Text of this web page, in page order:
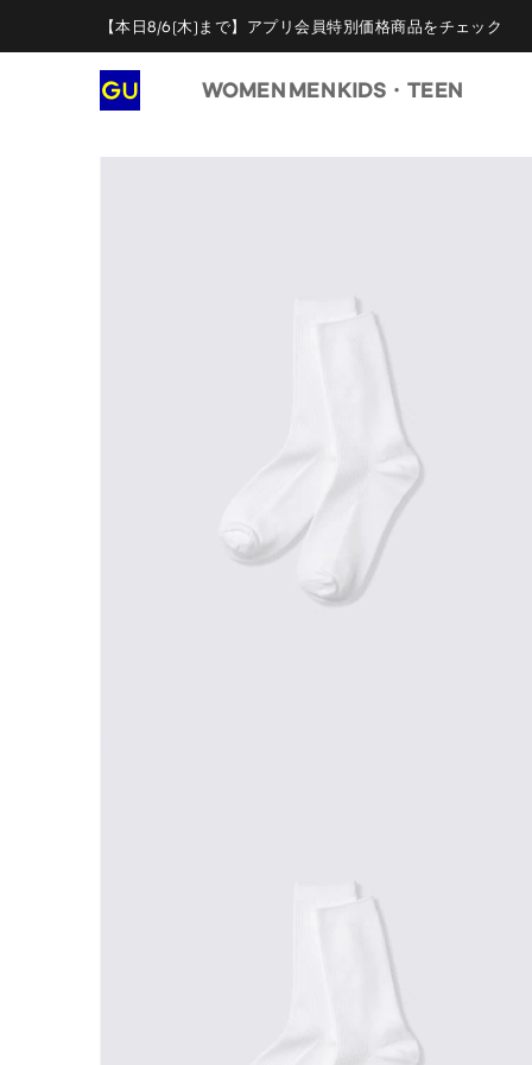
【本日8/6(木)まで】アプリ会員特別価格商品をチェック
WOMEN MENKIDS・TEEN